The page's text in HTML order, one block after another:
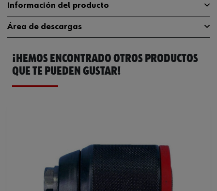
Información del producto
Sí
Se puede utilizar para el giro a la
izquierda
Sí
Cono para portabrocas
Peso del producto (por artículo) 594.000 g
Rango de anchura mínima del
portabrocas
1 mm
Área de descargas
Catálogo General 0692838138
Ficha Técnica
¡HEMOS ENCONTRADO OTROS PRODUCTOS
QUE TE PUEDEN GUSTAR!